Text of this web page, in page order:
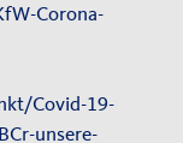
Corona-
Covid-19-
unsere-